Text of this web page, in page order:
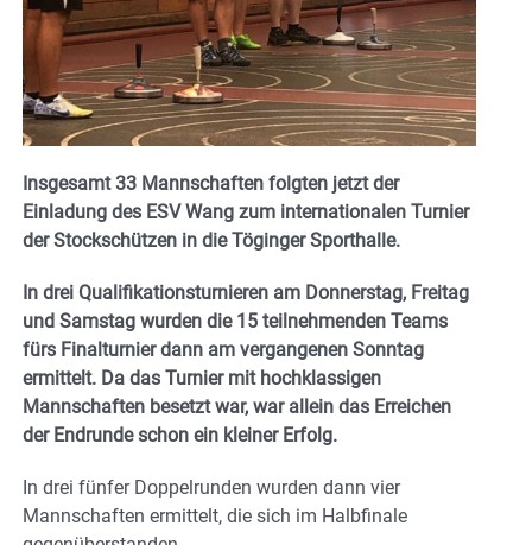
Insgesamt 33 Mannschaften folgten jetzt der
Einladung des ESV Wang zum internationalen Turnier
der Stockschützen in die Töginger Sporthalle.
In drei Qualifikationsturnieren am Donnerstag, Freitag
und Samstag wurden die 15 teilnehmenden Teams
fürs Finalturnier dann am vergangenen Sonntag
ermittelt. Da das Turnier mit hochklassigen
Mannschaften besetzt war, war allein das Erreichen
der Endrunde schon ein kleiner Erfolg.
In drei fünfer Doppelrunden wurden dann vier
Mannschaften ermittelt, die sich im Halbfinale